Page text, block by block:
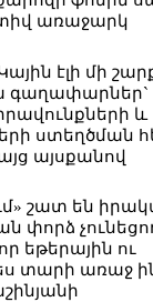
առաջարկ
էլի մի
գաղափարներ`
և
ստեղծման
այսքանով
շատ են
փորձ
եթերային ու
տարի առաջ